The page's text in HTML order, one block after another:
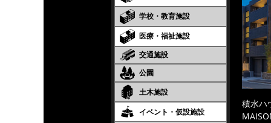
学校・教育施設
医療・福祉施設
交通施設
公園
土木施設
イベント・仮設施設
積水